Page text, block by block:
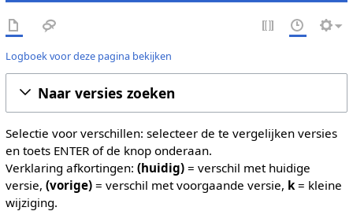
Logboek voor deze pagina bekijken
Naar versies zoeken
Selectie voor verschillen: selecteer de te vergelijken versies
en toets ENTER of de knop onderaan.
Verklaring afkortingen: (huidig)= verschil met huidige
versie, (vorige)= verschil met voorgaande versie, k= kleine
wijziging.